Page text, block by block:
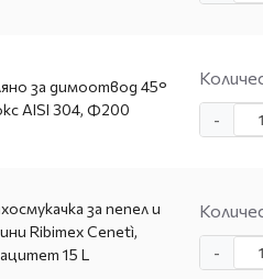
за димоотвод 45°
AISI 304, Ф200
-
за пепел и
Ribimex Cenetì,
15 L
-